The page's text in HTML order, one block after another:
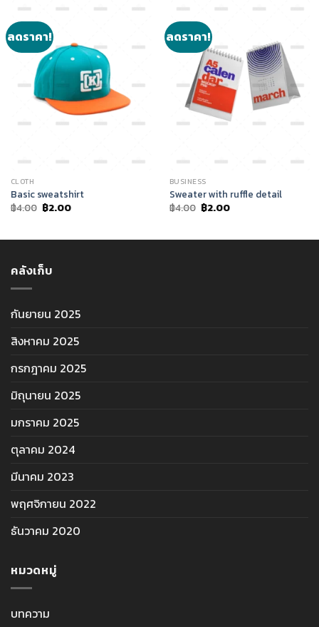
ลดราคา!
CLOTH
Basic sweatshirt
฿4.00 Original
price
฿2.00Current
ลดราคา!
BUSINESS
Sweater with ruffle detail
฿4.00 Original
price
฿2.00Current
คลังเก็บ
กันยายน 2025
สิงหาคม 2025
กรกฎาคม 2025
มิถุนายน 2025
มกราคม 2025
ตุลาคม 2024
มีนาคม 2023
พฤศจิกายน 2022
ธันวาคม 2020
หมวดหมู่
บทความ